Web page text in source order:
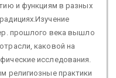
и функциям в разных
прошлого века вышло
каковой на
исследования.
религиозные практики